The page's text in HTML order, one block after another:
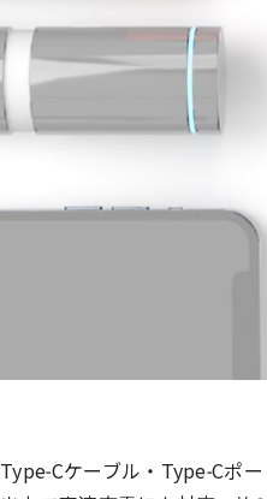
Type-Cケーブル・Type-Cポ